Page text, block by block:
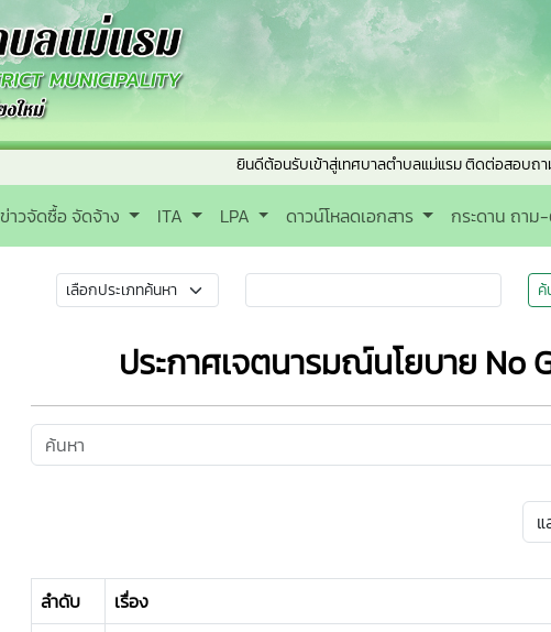
ยินดีต้อนรับเข้าสู่เทศบาลตำบลแม่แรม ติดต่อสอบถาม : โทรศั
ข่าวจัดซื้อ จัดจ้าง ITA LPA ดาวน์โหลดเอกสาร กระดาน ถาม
ค้
ประกาศเจตนารมณ์นโยบาย No
ลำดับ เรื่อง